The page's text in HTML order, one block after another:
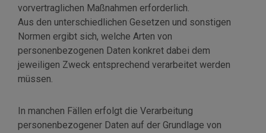
vorvertraglichen Maßnahmen erforderlich.
Aus den unterschiedlichen Gesetzen und sonstigen
Normen ergibt sich, welche Arten von
personenbezogenen Daten konkret dabei dem
jeweiligen Zweck entsprechend verarbeitet werden
müssen.
In manchen Fällen erfolgt die Verarbeitung
personenbezogener Daten auf der Grundlage von